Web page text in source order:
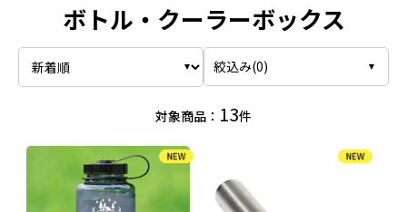
ボトル・クーラーボックス
絞込み(0)
対象商品： 13件